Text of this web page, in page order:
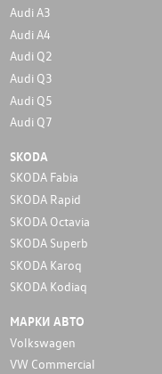
Audi A3
Audi A4
Audi Q2
Audi Q3
Audi Q5
Audi Q7
SKODA
SKODA Fabia
SKODA Rapid
SKODA Octavia
SKODA Superb
SKODA Karoq
SKODA Kodiaq
МАРКИ АВТО
Volkswagen
VW Commercial